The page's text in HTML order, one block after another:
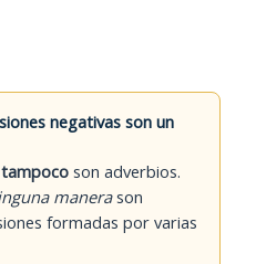
negativas son un
tampoco son adverbios.
manerason
formadas por varias